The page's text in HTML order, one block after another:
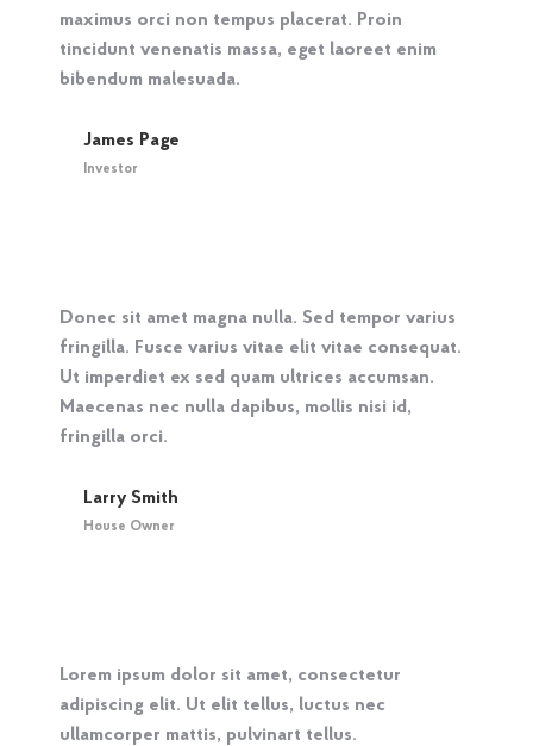
James Page
Investor
maximus orci non tempus placerat. Proin
tincidunt venenatis massa, eget laoreet enim
bibendum malesuada.
Larry Smith
House Owner
Donec sit amet magna nulla. Sed tempor varius
fringilla. Fusce varius vitae elit vitae consequat.
Ut imperdiet ex sed quam ultrices accumsan.
Maecenas nec nulla dapibus, mollis nisi id,
fringilla orci.
Lorem ipsum dolor sit amet, consectetur
adipiscing elit. Ut elit tellus, luctus nec
ullamcorper mattis, pulvinart tellus.